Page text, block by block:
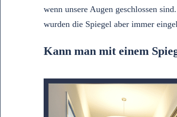
wenn unsere Augen geschlossen
wurden die Spiegel aber immer
Kann man mit einem